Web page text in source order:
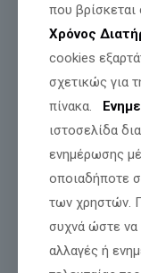
Η ΕΛΛΑΔΑ
ΕΥΘΥΝΗΣ
που βρίσκεται
Χρόνος
cookies
σχετικώς για
πίνακα.
ιστοσελίδα
ενημέρωσης
οποιαδήποτε
των χρηστών.
συχνά ώστε να
αλλαγές ή